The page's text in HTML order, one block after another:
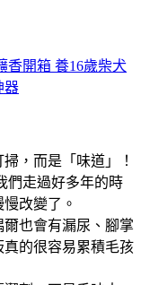
香開箱 養16歲柴犬
器
，而是「味道」！
們走過好多年的時
改變了。
也會有漏尿、腳掌
的很容易累積毛孩